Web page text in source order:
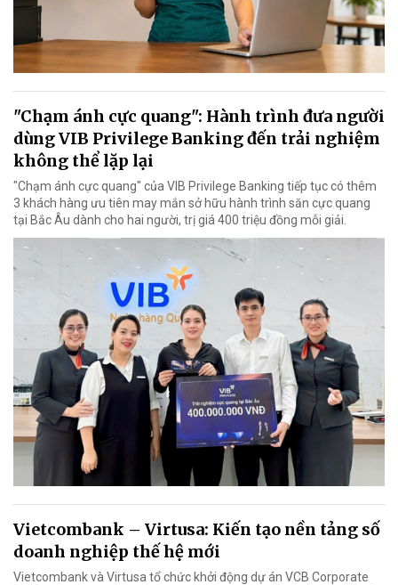
"Chạm ánh cực quang": Hành trình đưa người
dùng VIB Privilege Banking đến trải nghiệm
không thể lặp lại
"Chạm ánh cực quang" của VIB Privilege Banking tiếp tục có thêm
3 khách hàng ưu tiên may mắn sở hữu hành trình săn cực quang
tại Bắc Âu dành cho hai người, trị giá 400 triệu đồng mỗi giải.
Vietcombank – Virtusa: Kiến tạo nền tảng số
doanh nghiệp thế hệ mới
Vietcombank và Virtusa tổ chức khởi động dự án VCB Corporate